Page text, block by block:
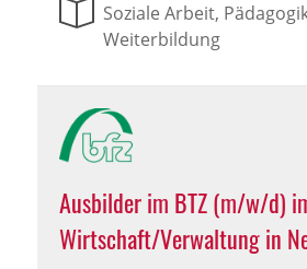
Soziale Arbeit,
Weiterbildung
Ausbilder im BTZ (m/w/d)
Wirtschaft/Verwaltung in